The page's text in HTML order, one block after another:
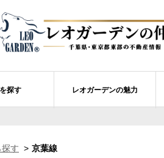
探す レオガーデンの魅力
す 京葉線